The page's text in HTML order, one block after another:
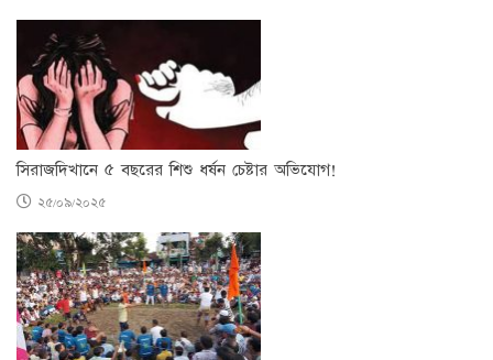
সিরাজদিখানে ৫ বছরের শিশু ধর্ষন চেষ্টার অভিযোগ!
২৫/০৯/২০২৫